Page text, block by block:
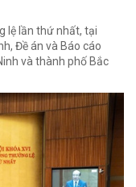
lệ lần thứ nhất, tại
Đề án và Báo cáo
và thành phố Bắc